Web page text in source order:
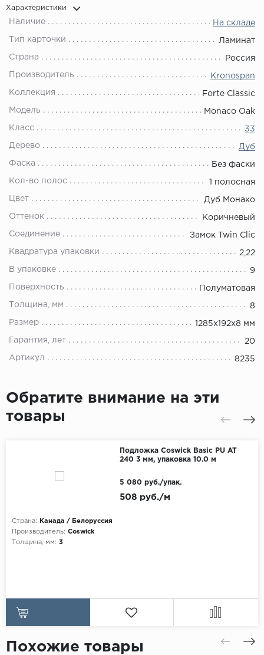
Характеристики
Наличие На складе
Тип карточки Ламинат
Страна Россия
Производитель Kronospan
Коллекция Forte Classic
Модель Monaco Oak
Класс 33
Дерево Дуб
Фаска Без фаски
Кол-во полос 1 полосная
Цвет Дуб Монако
Оттенок Коричневый
Соединение Замок Twin Clic
Квадратура упаковки 2,22
В упаковке 9
Поверхность Полуматовая
Толщина, мм 8
Размер 1285x192x8 мм
Гарантия, лет 20
Артикул 8235
Обратите внимание на эти
товары
Подложка Coswick Basic PU AT
240 3 мм, упаковка 10.0 м
Страна:
Канада / Белоруссия
Производитель: Coswick
Толщина, мм: 3
508 руб./м
5 080 руб./упак.
Похожие товары